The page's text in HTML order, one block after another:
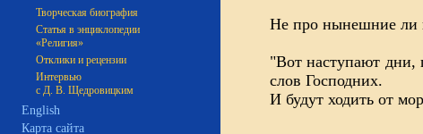
Творческая биография
Статья в энциклопедии
«Религия»
Отклики и рецензии
Интервью
с Д. В. Щедровицким
English
Карта сайта
Не про нынешние ли
"Вот наступают дни,
слов Господних.
И будут ходить от